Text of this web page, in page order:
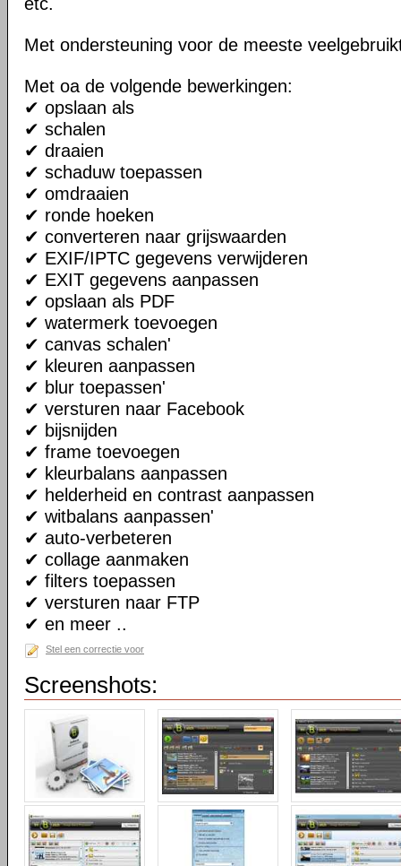
Met ondersteuning voor de meeste
Met oa de volgende bewerkingen:
✔ opslaan als
✔ schalen
✔ draaien
✔ schaduw toepassen
✔ omdraaien
✔ ronde hoeken
✔ converteren naar grijswaarden
✔ EXIF/IPTC gegevens verwijderen
✔ EXIT gegevens aanpassen
✔ opslaan als PDF
✔ watermerk toevoegen
✔ canvas schalen'
✔ kleuren aanpassen
✔ blur toepassen'
✔ versturen naar Facebook
✔ bijsnijden
✔ frame toevoegen
✔ kleurbalans aanpassen
✔ helderheid en contrast aanpassen
✔ witbalans aanpassen'
✔ auto-verbeteren
✔ collage aanmaken
✔ filters toepassen
✔ versturen naar FTP
✔ en meer ..
Stel een correctie voor
Screenshots: